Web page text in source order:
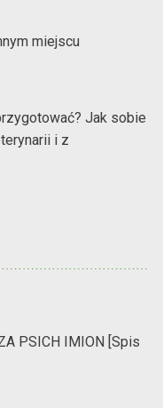
miejscu
Jak sobie
i z
PSICH IMION [Spis